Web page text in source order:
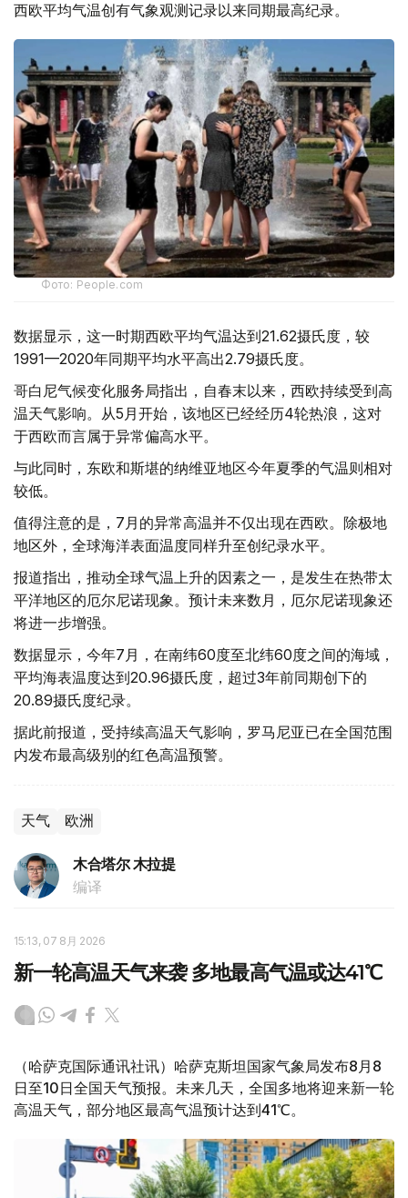
西欧平均气温创有气象观测记录以来同期最高纪录。
Фото: People.com
数据显示，这一时期西欧平均气温达到21.62摄氏度，较
1991—2020年同期平均水平高出2.79摄氏度。
哥白尼气候变化服务局指出，自春末以来，西欧持续受到高
温天气影响。从5月开始，该地区已经经历4轮热浪，这对
于西欧而言属于异常偏高水平。
与此同时，东欧和斯堪的纳维亚地区今年夏季的气温则相对
较低。
值得注意的是，7月的异常高温并不仅出现在西欧。除极地
地区外，全球海洋表面温度同样升至创纪录水平。
报道指出，推动全球气温上升的因素之一，是发生在热带太
平洋地区的厄尔尼诺现象。预计未来数月，厄尔尼诺现象还
将进一步增强。
数据显示，今年7月，在南纬60度至北纬60度之间的海域，
平均海表温度达到20.96摄氏度，超过3年前同期创下的
20.89摄氏度纪录。
据此前报道，受持续高温天气影响，罗马尼亚已在全国范围
内发布最高级别的红色高温预警。
天气 欧洲
木合塔尔 木拉提
编译
15:13, 07 8月 2026
新一轮高温天气来袭 多地最高气温或达41℃
（哈萨克国际通讯社讯）哈萨克斯坦国家气象局发布8月8
日至10日全国天气预报。未来几天，全国多地将迎来新一轮
高温天气，部分地区最高气温预计达到41℃。